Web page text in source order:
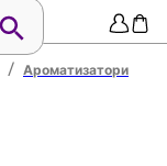
/ Ароматизатори